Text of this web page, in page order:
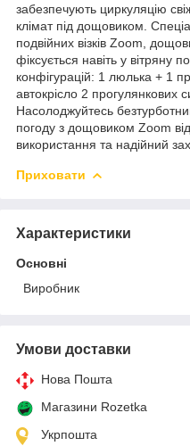
забезпечують циркуляцію
клімат під дощовиком.
подвійних візків Zoom,
фіксується навіть у вітряну
конфігурацій: 1 люлька + 1
автокрісло 2 прогулянкових
Насолоджуйтесь
погоду з дощовиком Zoom
використання та надійний
Приховати
Характеристики
Основні
Виробник
Умови доставки
Нова Пошта
Магазини Rozetka
Укрпошта